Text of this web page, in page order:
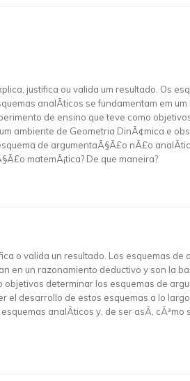
justifica ou valida um resultado. Os
analÃ­ticos se fundamentam em
de ensino que teve como
ambiente de Geometria DinÃ¢mica e
de argumentaÃ§Ã£o nÃ£o
matemÃ¡tica? De que maneira?
o valida un resultado. Los esquemas de
un razonamiento deductivo y son la
determinar los esquemas de
desarrollo de estos esquemas a lo
analÃ­ticos y, de ser asÃ­, cÃ³mo